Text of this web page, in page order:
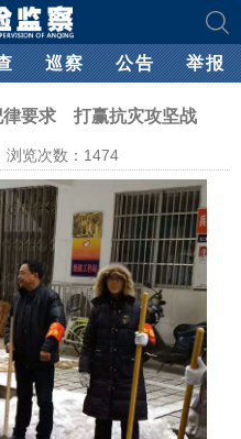
巡察 公告 举报
律要求 打赢抗灾攻坚战
览次数： 1474